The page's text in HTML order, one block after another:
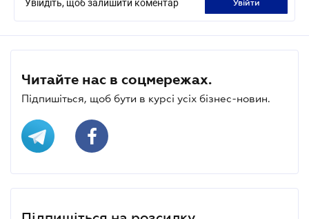
Увійдіть, щоб залишити коментар увійти
Читайте нас в соцмережах.
Підпишіться, щоб бути в курсі усіх бізнес-новин.